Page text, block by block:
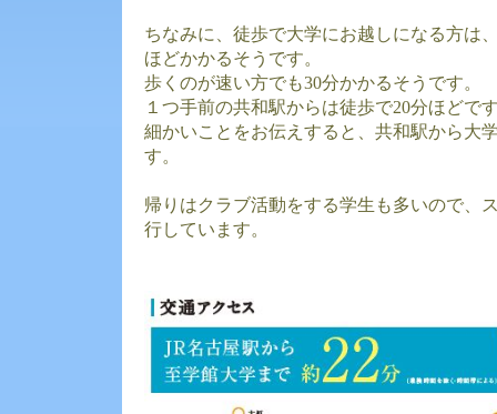
ちなみに、徒歩で大学にお越しになる方は
ほどかかるそうです。
歩くのが速い方でも30分かかるそうです。
１つ手前の共和駅からは徒歩で20分ほどで
細かいことをお伝えすると、共和駅から大
す。
帰りはクラブ活動をする学生も多いので、
行しています。